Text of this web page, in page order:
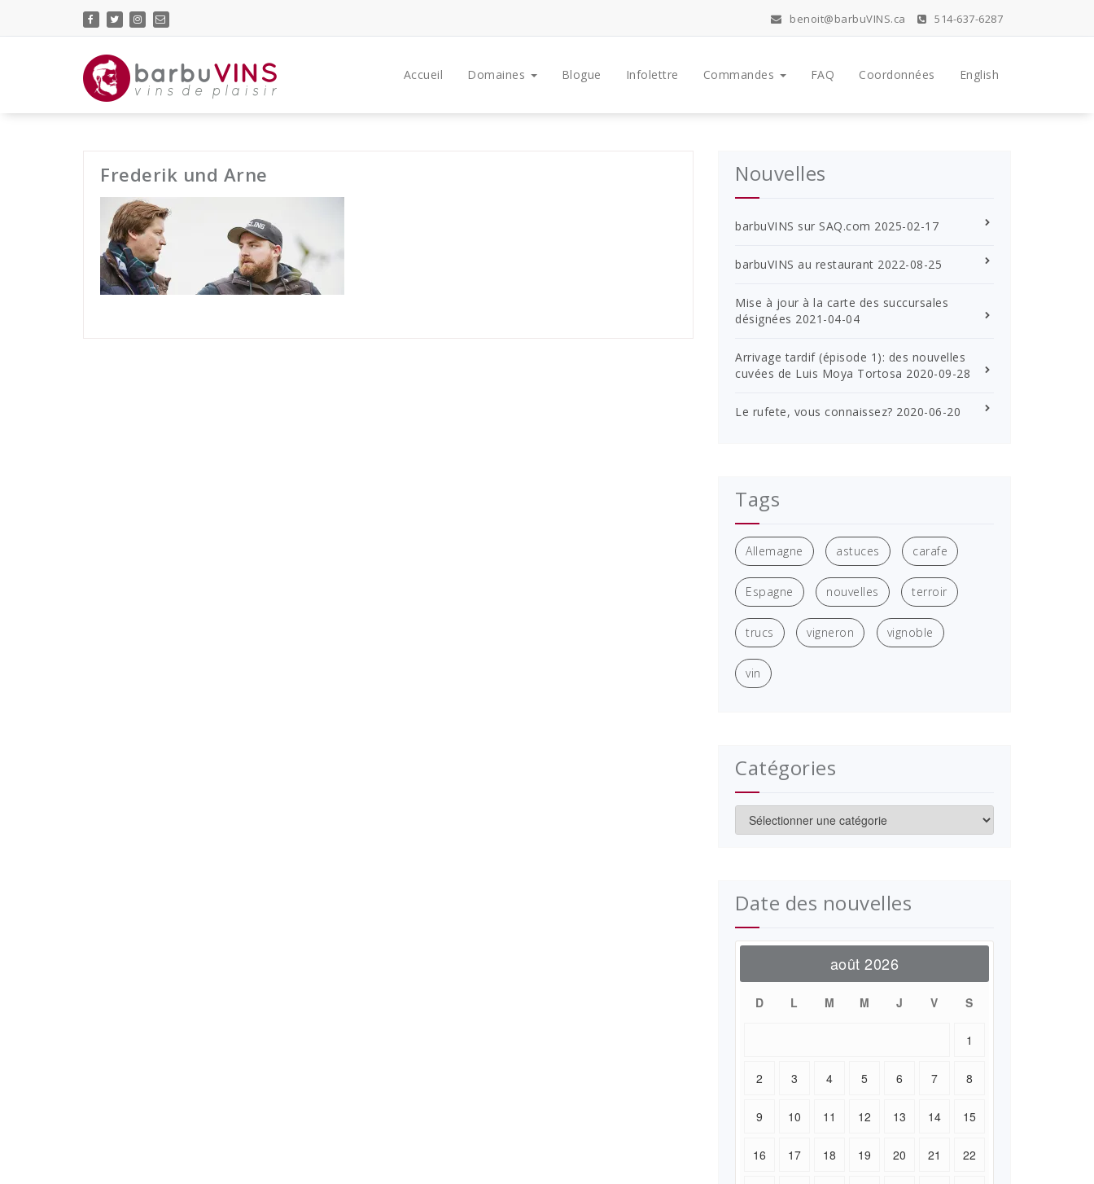
content
benoit@barbuVINS.ca 514-637-6287
vins de plaisir
Accueil Domaines Blogue Infolettre Commandes FAQ Coordonnées English
Frederik und Arne Nouvelles
barbuVINS sur SAQ.com 2025-02-17
barbuVINS au restaurant 2022-08-25
Mise à jour à la carte des succursales
désignées 2021-04-04
Arrivage tardif (épisode 1): des nouvelles
cuvées de Luis Moya Tortosa 2020-09-28
Le rufete, vous connaissez? 2020-06-20
Tags
Allemagne astuces carafe
Espagne nouvelles terroir
trucs vigneron vignoble
vin
Catégories
Catégories
Date des nouvelles
août 2026
D L M M J V S
1
2 3 4 5 6 7 8
9 10 11 12 13 14 15
16 17 18 19 20 21 22